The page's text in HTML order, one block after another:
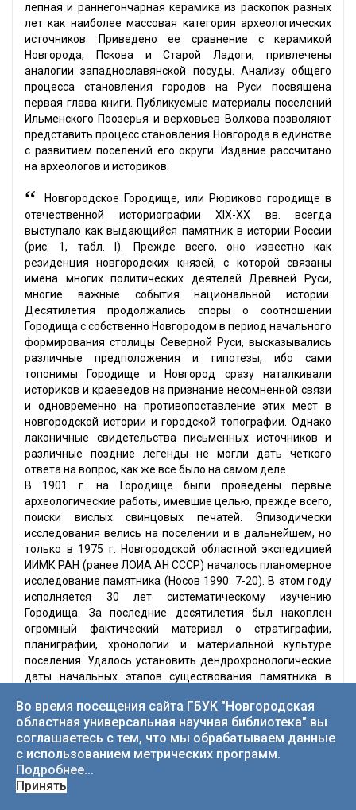
лепная и раннегончарная керамика из раскопок разных
лет как наиболее массовая категория археологических
источников. Приведено ее сравнение с керамикой
Новгорода, Пскова и Старой Ладоги, привлечены
аналогии западнославянской посуды. Анализу общего
процесса становления городов на Руси посвящена
первая глава книги. Публикуемые материалы поселений
Ильменского Поозерья и верховьев Волхова позволяют
представить процесс становления Новгорода в единстве
с развитием поселений его округи. Издание рассчитано
на археологов и историков.
“Новгородское Городище, или Рюриково городище в
отечественной историографии XIX-XX вв. всегда
выступало как выдающийся памятник в истории России
(рис. 1, табл. I). Прежде всего, оно известно как
резиденция новгородских князей, с которой связаны
имена многих политических деятелей Древней Руси,
многие важные события национальной истории.
Десятилетия продолжались споры о соотношении
Городища с собственно Новгородом в период начального
формирования столицы Северной Руси, высказывались
различные предположения и гипотезы, ибо сами
топонимы Городище и Новгород сразу наталкивали
историков и краеведов на признание несомненной связи
и одновременно на противопоставление этих мест в
новгородской истории и городской топографии. Однако
лаконичные свидетельства письменных источников и
различные поздние легенды не могли дать четкого
ответа на вопрос, как же все было на самом деле.
В 1901 г. на Городище были проведены первые
археологические работы, имевшие целью, прежде всего,
поиски вислых свинцовых печатей. Эпизодически
исследования велись на поселении и в дальнейшем, но
только в 1975 г. Новгородской областной экспедицией
ИИМК РАН (ранее ЛОИА АН СССР) началось планомерное
исследование памятника (Носов 1990: 7-20). В этом году
исполняется 30 лет систематическому изучению
Городища. За последние десятилетия был накоплен
огромный фактический материал о стратиграфии,
планиграфии, хронологии и материальной культуре
поселения. Удалось установить дендрохронологические
даты начальных этапов существования памятника в
конструкций. В 2003 г. на Городище была обнаружена
первая берестяная грамота, относящаяся к началу XII в.
”
Во время посещения сайта ГБУК "Новгородская
областная универсальная научная библиотека" вы
соглашаетесь с тем, что мы обрабатываем данные
с использованием метрических программ.
Подробнее...
Принять